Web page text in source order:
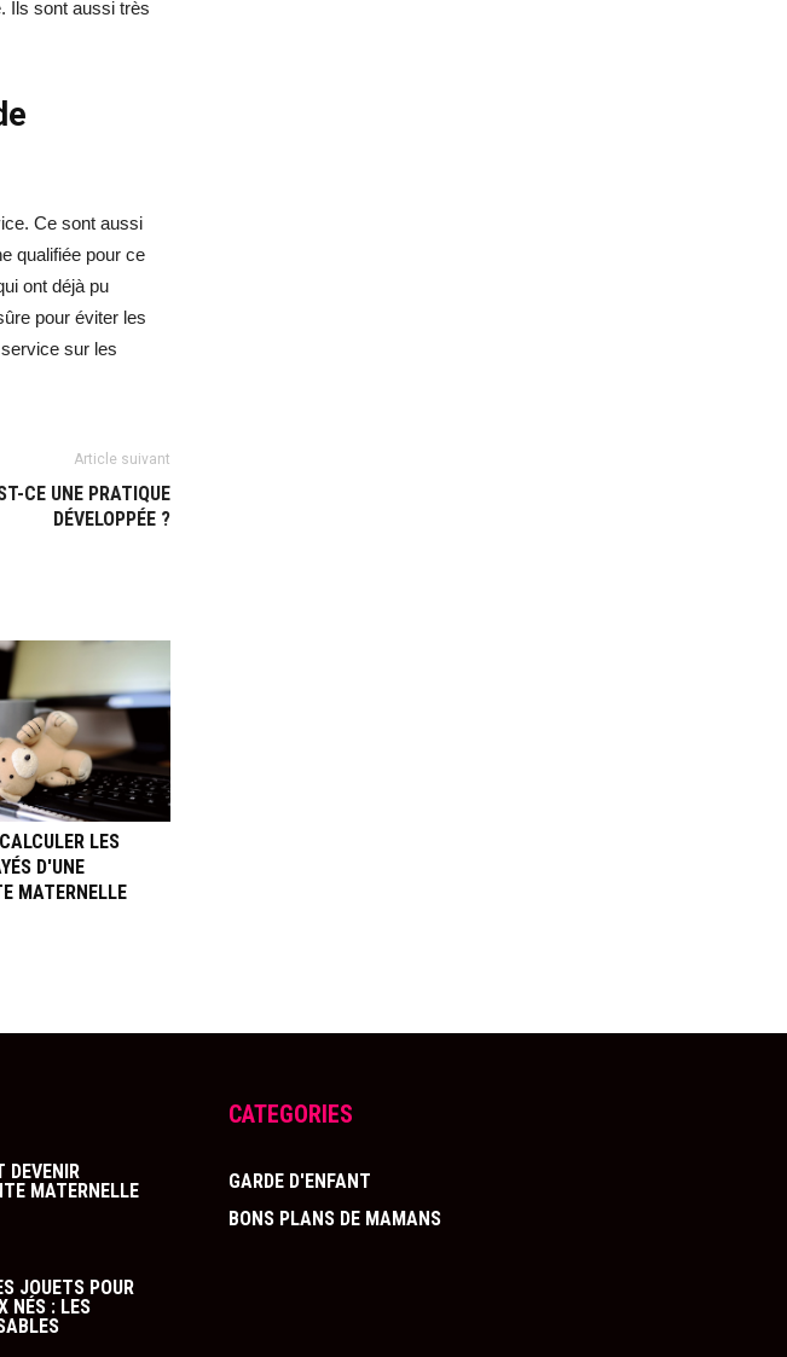
Ils sont aussi très
Ce sont aussi
qualifiée pour ce
ont déjà pu
pour éviter les
sur les
Article suivant
CE UNE PRATIQUE
DÉVELOPPÉE ?
LES
D'UNE
MATERNELLE
DEVENIR
MATERNELLE
JOUETS POUR
NÉS : LES
CATEGORIES
GARDE D'ENFANT
BONS PLANS DE MAMANS